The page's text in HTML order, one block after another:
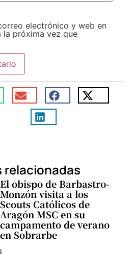
electrónico y web en
la próxima vez que
relacionadas
El obispo de Barbastro-
Monzón visita a los
Scouts Católicos de
Aragón MSC en su
campamento de verano
en Sobrarbe